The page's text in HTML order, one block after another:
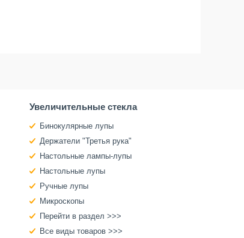
Увеличительные стекла
Бинокулярные лупы
Держатели "Третья рука"
Настольные лампы-лупы
Настольные лупы
Ручные лупы
Микроскопы
Перейти в раздел >>>
Все виды товаров >>>